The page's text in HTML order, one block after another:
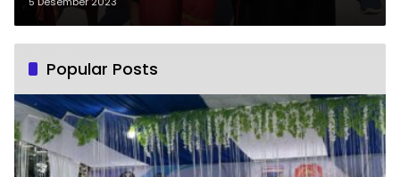
Ke Keraton Banggai
Popular Posts